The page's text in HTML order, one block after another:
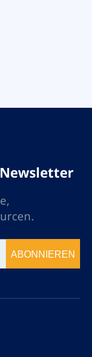
ABONNIEREN